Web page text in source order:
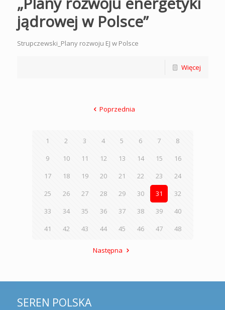
jądrowej w Polsce”
Strupczewski_Plany rozwoju EJ w Polsce
Więcej
Poprzednia
1 2 3 4 5 6 7
8
9
10 11 12 13 14 15
16
17
18 19 20 21 22 23
24
25
26 27 28 29 30 31
32
33
34 35 36 37 38 39
40
41
42 43 44 45 46 47 48
Następna
SEREN POLSKA